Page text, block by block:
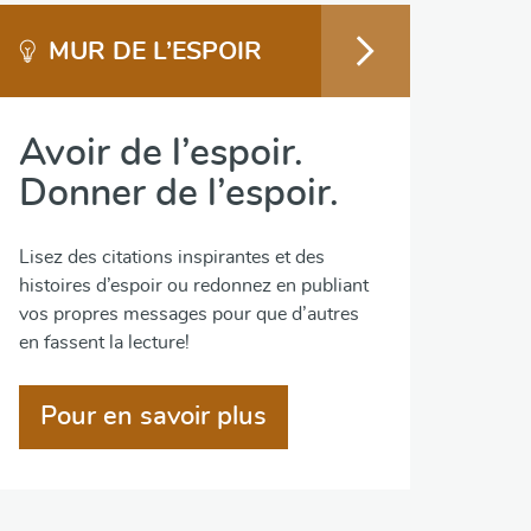
MUR DE L’ESPOIR
Avoir de l’espoir.
Donner de l’espoir.
Lisez des citations inspirantes et des
histoires d’espoir ou redonnez en publiant
vos propres messages pour que d’autres
en fassent la lecture!
Pour en savoir plus